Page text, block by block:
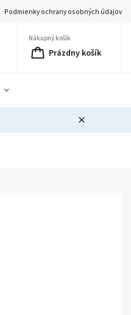
Podmienky ochrany osobných údajov
Nákupný košík
Prázdny košík